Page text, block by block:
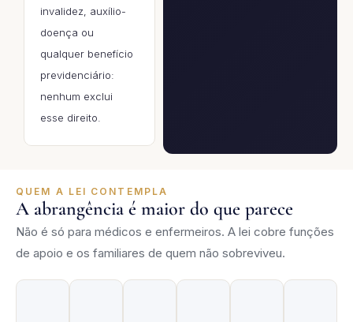
invalidez, auxílio-
doença ou
qualquer benefício
previdenciário:
nenhum exclui
esse direito.
QUEM A LEI CONTEMPLA
A abrangência é maior do que parece
Não é só para médicos e enfermeiros. A lei cobre funções
de apoio e os familiares de quem não sobreviveu.